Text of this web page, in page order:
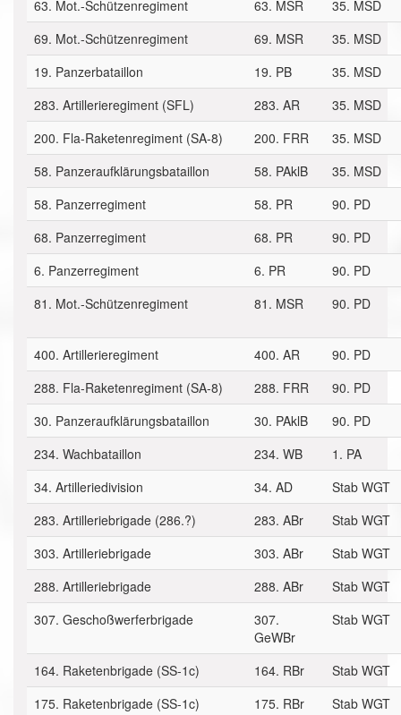
63. Mot.-Schützenregiment 63. MSR
35. MSD
69. Mot.-Schützenregiment
69. MSR
35. MSD
19. Panzerbataillon
19. PB
35. MSD
283. Artillerieregiment (SFL)
283. AR
35. MSD
200. Fla-Raketenregiment (SA-8)
200. FRR
35. MSD
58. Panzeraufklärungsbataillon
58. PAklB
35. MSD
58. Panzerregiment
58. PR
90. PD
68. Panzerregiment
68. PR
90. PD
6. Panzerregiment
6. PR
90. PD
81. Mot.-Schützenregiment
81. MSR 90. PD
400. Artillerieregiment 400. AR
90. PD
288. Fla-Raketenregiment (SA-8)
288. FRR
90. PD
30. Panzeraufklärungsbataillon
30. PAklB
90. PD
234. Wachbataillon
234. WB
1. PA
34. Artilleriedivision
34. AD
Stab WGT
283. Artilleriebrigade (286.?)
283. ABr
Stab WGT
303. Artilleriebrigade
303. ABr
Stab WGT
288. Artilleriebrigade
288. ABr
Stab WGT
307. Geschoßwerferbrigade
307.
GeWBr
Stab WGT
164. Raketenbrigade (SS-1c) 164. RBr
Stab WGT
175. Raketenbrigade (SS-1c)
175. RBr
Stab WGT